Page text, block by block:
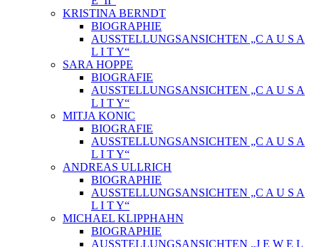
KRISTINA BERNDT
BIOGRAPHIE
AUSSTELLUNGSANSICHTEN „C A U S A
L I T Y“
SARA HOPPE
BIOGRAFIE
AUSSTELLUNGSANSICHTEN „C A U S A
L I T Y“
MITJA KONIC
BIOGRAFIE
AUSSTELLUNGSANSICHTEN „C A U S A
L I T Y“
ANDREAS ULLRICH
BIOGRAPHIE
AUSSTELLUNGSANSICHTEN „C A U S A
L I T Y“
MICHAEL KLIPPHAHN
BIOGRAPHIE
AUSSTELLUNGSANSICHTEN „J E W E L